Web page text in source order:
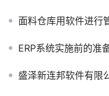
面料仓库用软件进行管理，
ERP系统实施前的准
盛泽新连邦软件有限